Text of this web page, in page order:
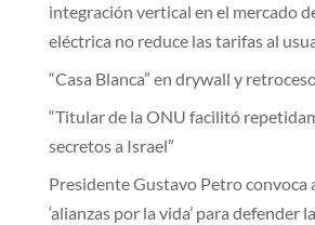
integración vertical en el mercado
eléctrica no reduce las tarifas al
“Casa Blanca” en drywall y
“Titular de la ONU facilitó
secretos a Israel”
Presidente Gustavo Petro convoca
‘alianzas por la vida’ para defender